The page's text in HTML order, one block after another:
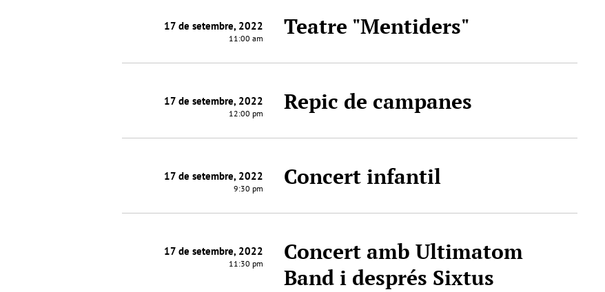
17 de setembre, 2022
11:00 am Teatre "Mentiders"
17 de setembre, 2022
12:00 pm Repic de campanes
17 de setembre, 2022
9:30 pm Concert infantil
17 de setembre, 2022
11:30 pm
Concert amb Ultimatom
Band i després Sixtus